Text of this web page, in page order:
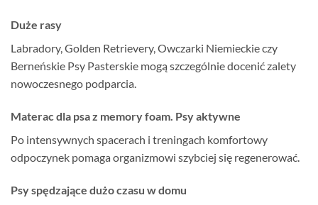
Duże rasy
Labradory, Golden Retrievery, Owczarki Niemieckie czy
Berneńskie Psy Pasterskie mogą szczególnie docenić zalety
nowoczesnego podparcia.
Materac dla psa z memory foam. Psy aktywne
Po intensywnych spacerach i treningach komfortowy
odpoczynek pomaga organizmowi szybciej się regenerować.
Psy spędzające dużo czasu w domu